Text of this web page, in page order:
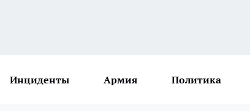
Инциденты Армия Политика